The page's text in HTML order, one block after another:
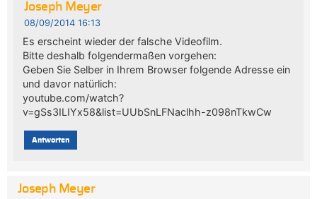
Joseph Meyer
08/09/2014 16:13
Es erscheint wieder der falsche Videofilm.
Bitte deshalb folgendermaßen vorgehen:
Geben Sie Selber in Ihrem Browser folgende Adresse ein
und davor natürlich:
youtube.com/watch?
v=gSs3ILIYx58&list=UUbSnLFNaclhh-z098nTkwCw
Antworten
Joseph Meyer